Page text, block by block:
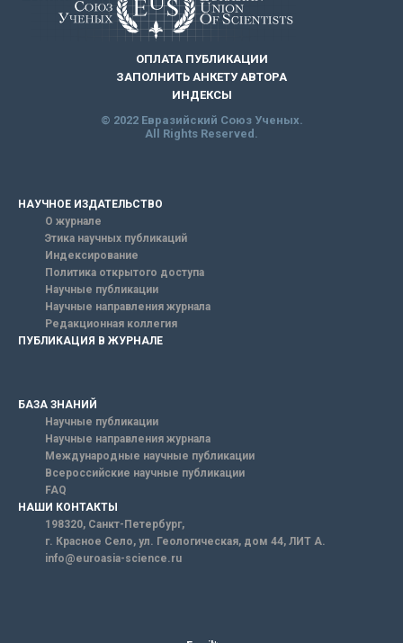
ОПЛАТА ПУБЛИКАЦИИ
ЗАПОЛНИТЬ АНКЕТУ АВТОРА
ИНДЕКСЫ
© 2022 Евразийский Союз Ученых.
All Rights Reserved.
НАУЧНОЕ ИЗДАТЕЛЬСТВО
О журнале
Этика научных публикаций
Индексирование
Политика открытого доступа
Научные публикации
Научные направления журнала
Редакционная коллегия
ПУБЛИКАЦИЯ В ЖУРНАЛЕ
БАЗА ЗНАНИЙ
Научные публикации
Научные направления журнала
Международные научные публикации
Всероссийские научные публикации
FAQ
НАШИ КОНТАКТЫ
198320, Санкт-Петербург,
г. Красное Село, ул. Геологическая, дом 44, ЛИТ А.
info@euroasia-science.ru